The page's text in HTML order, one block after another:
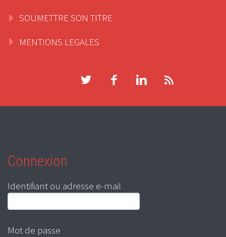
SOUMETTRE SON TITRE
MENTIONS LEGALES
Connexion
Identifiant ou adresse e-mail
Mot de passe